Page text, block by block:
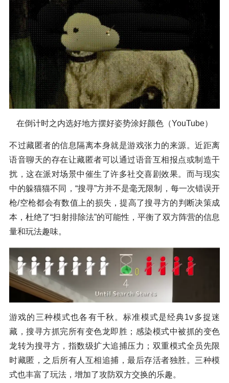
在倒计时之内选好地方摆好姿势涂好颜色（YouTube）
不过藏匿者的信息隔离本身就是游戏张力的来源。近距离
语音聊天的存在让藏匿者可以通过语音互相报点或制造干
扰，这在派对场景中催生了许多社交喜剧效果。而与现实
中的躲猫猫不同，“搜寻”方并不是毫无限制，每一次错误开
枪/空枪都会有数值上的损失，提高了搜寻方的判断决策成
本，杜绝了“扫射排除法”的可能性，平衡了双方阵营的信息
量和玩法趣味。
游戏的三种模式也各有千秋。标准模式是经典1v多捉迷
藏，搜寻方抓完所有变色龙即胜；感染模式中被抓的变色
龙转为搜寻方，指数级扩大追捕压力；双重模式全员先限
时藏匿，之后所有人互相追捕，最后存活者独胜。三种模
式也丰富了玩法，增加了攻防双方交换的乐趣。